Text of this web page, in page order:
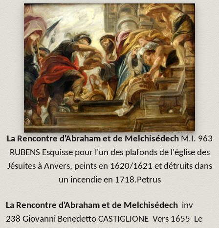
La Rencontre d'Abraham et de MelchisédechM.I. 963
RUBENS Esquisse pour l'un des plafonds de l'église des
Jésuites à Anvers, peints en 1620/1621 et détruits dans
un incendie en 1718.Petrus
La Rencontre d'Abraham et de Melchisédech inv
238 Giovanni Benedetto CASTIGLIONE Vers 1655 Le